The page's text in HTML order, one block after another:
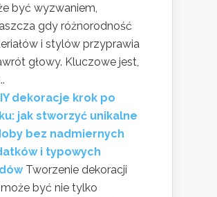
być wyzwaniem,
gdy różnorodność
i stylów przyprawia
głowy. Kluczowe jest,
dekoracje krok po
jak stworzyć unikalne
bez nadmiernych
i typowych
Tworzenie dekoracji
może być nie tylko